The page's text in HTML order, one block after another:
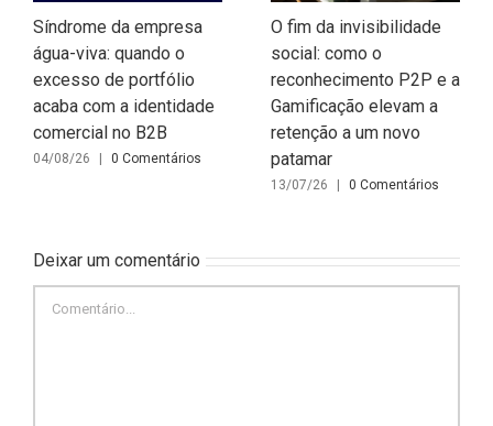
Síndrome da empresa
água-viva: quando o
excesso de portfólio
acaba com a identidade
comercial no B2B
04/08/26 0 Comentários
O fim da invisibilidade
social: como o
reconhecimento P2P e a
Gamificação elevam a
retenção a um novo
patamar
13/07/26 0 Comentários
Deixar um comentário
Comentário